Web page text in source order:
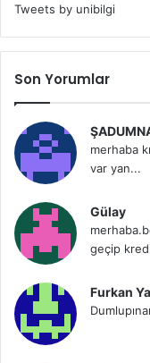
Tweets by unibilgi
Son Yorumlar
merhaba
var yan...
Gülay
geçip
Furkan